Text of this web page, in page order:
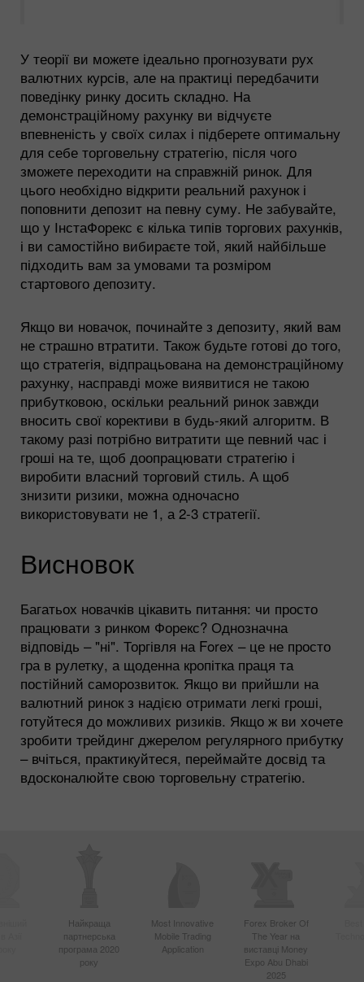
У теорії ви можете ідеально прогнозувати рух
валютних курсів, але на практиці передбачити
поведінку ринку досить складно. На
демонстраційному рахунку ви відчуєте
впевненість у своїх силах і підберете оптимальну
для себе торговельну стратегію, після чого
зможете переходити на справжній ринок. Для
цього необхідно відкрити реальний рахунок і
поповнити депозит на певну суму. Не забувайте,
що у ІнстаФорекс є кілька типів торгових рахунків,
і ви самостійно вибираєте той, який найбільше
підходить вам за умовами та розміром
стартового депозиту.
Якщо ви новачок, починайте з депозиту, який вам
не страшно втратити. Також будьте готові до того,
що стратегія, відпрацьована на демонстраційному
рахунку, насправді може виявитися не такою
прибутковою, оскільки реальний ринок завжди
вносить свої корективи в будь-який алгоритм. В
такому разі потрібно витратити ще певний час і
гроші на те, щоб доопрацювати стратегію і
виробити власний торговий стиль. А щоб
знизити ризики, можна одночасно
використовувати не 1, а 2-3 стратегії.
Висновок
Багатьох новачків цікавить питання: чи просто
працювати з ринком Форекс? Однозначна
відповідь – "ні". Торгівля на Forex – це не просто
гра в рулетку, а щоденна кропітка праця та
постійний саморозвиток. Якщо ви прийшли на
валютний ринок з надією отримати легкі гроші,
готуйтеся до можливих ризиків. Якщо ж ви хочете
зробити трейдинг джерелом регулярного прибутку
– вчіться, практикуйтеся, переймайте досвід та
вдосконалюйте свою торговельну стратегію.
Найкраща
партнерська
програма 2020
року
Most Innovative
Mobile Trading
Application
Forex Broker Of
The Year на
виставці Money
Expo Abu Dhabi
2025